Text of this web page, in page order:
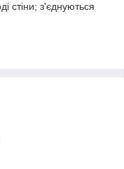
стіни; з'єднуються